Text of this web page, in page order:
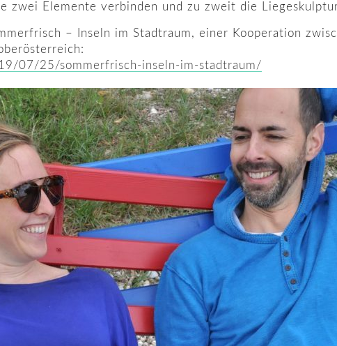
zwei Elemente verbinden und zu zweit die
– Inseln im Stadtraum, einer Kooperation
07/25/sommerfrisch-inseln-im-stadtraum/